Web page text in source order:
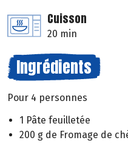
Cuisson
20 min
Ingrédients
Pour 4 personnes
1 Pâte feuilletée
200 g de Fromage de